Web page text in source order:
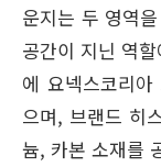
운지는 두 영역
공간이 지닌 역
에 요넥스코리
으며, 브랜드 히
늄, 카본 소재를